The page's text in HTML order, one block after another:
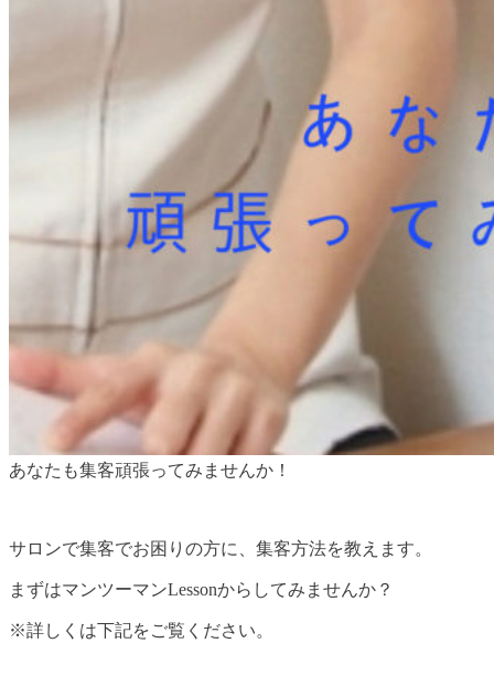
あなたも集客頑張ってみませんか！
サロンで集客でお困りの方に、集客方法を教えます。
まずはマンツーマンLessonからしてみませんか？
※詳しくは下記をご覧ください。